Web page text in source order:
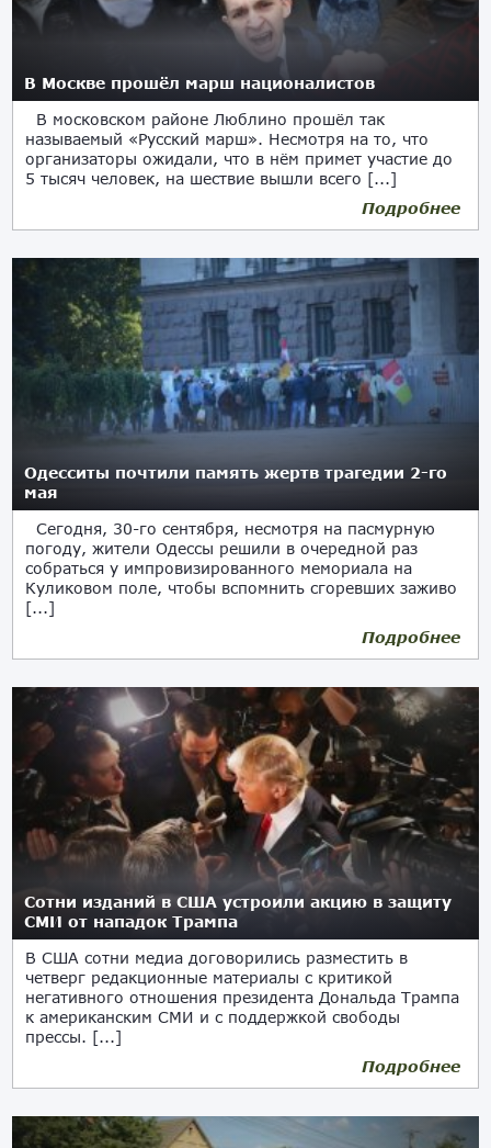
В Москве прошёл марш националистов
В московском районе Люблино прошёл так
называемый «Русский марш». Несмотря на то, что
организаторы ожидали, что в нём примет участие до
5 тысяч человек, на шествие вышли всего [...]
Подробнее
Одесситы почтили память жертв трагедии 2-го
мая
Сегодня, 30-го сентября, несмотря на пасмурную
погоду, жители Одессы решили в очередной раз
собраться у импровизированного мемориала на
Куликовом поле, чтобы вспомнить сгоревших заживо
[...]
Подробнее
Сотни изданий в США устроили акцию в защиту
СМИ от нападок Трампа
В США сотни медиа договорились разместить в
четверг редакционные материалы с критикой
негативного отношения президента Дональда Трампа
к американским СМИ и с поддержкой свободы
прессы. [...]
Подробнее